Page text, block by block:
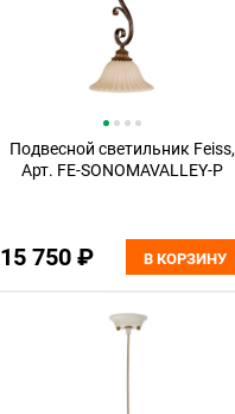
Подвесной светильник Feiss,
Арт. FE-SONOMAVALLEY-P
15 750 ₽ В КОРЗИНУ